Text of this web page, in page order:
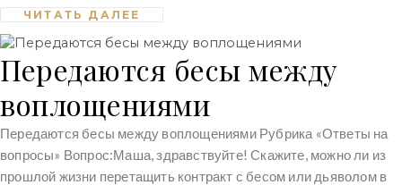
ЧИТАТЬ ДАЛЕЕ
Передаются бесы между
воплощениями
Передаются бесы между воплощениями Рубрика «Ответы на
вопросы» Вопрос:Маша, здравствуйте! Скажите, можно ли из
прошлой жизни перетащить контракт с бесом или дьяволом в